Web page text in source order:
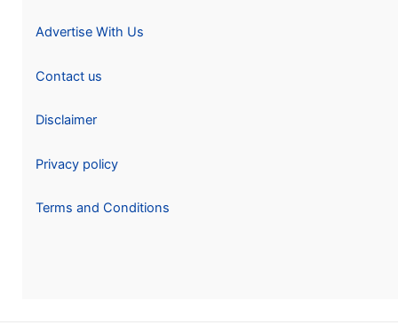
Advertise With Us
Contact us
Disclaimer
Privacy policy
Terms and Conditions